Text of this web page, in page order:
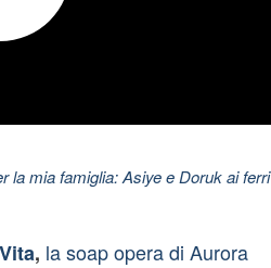
la mia famiglia: Asiye e Doruk ai ferri
, la soap opera di Aurora